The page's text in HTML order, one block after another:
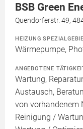
BSB Green
Quendorferstr. 49,
HEIZUNG
Wärmepumpe,
ANGEBOTENE
Wartung,
Austausch,
von vorhandenem
Reinigung /